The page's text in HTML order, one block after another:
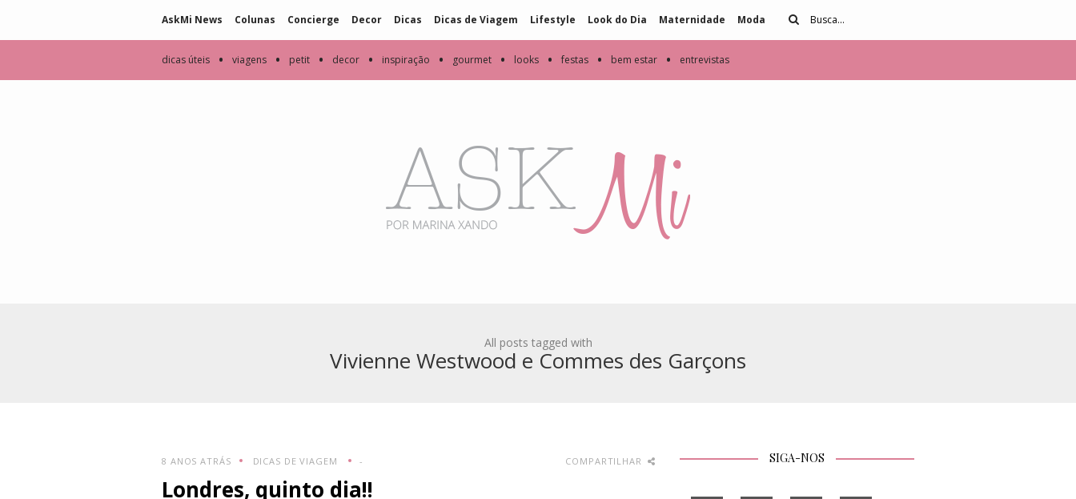
AskMi News Colunas Concierge Decor Dicas Dicas de Viagem Lifestyle Look do Dia Maternidade Moda
dicas úteis • viagens • petit • decor • inspiração • gourmet • looks • festas • bem estar • entrevistas
All posts tagged with
Vivienne Westwood e Commes des Garçons
8 ANOS ATRÁS DICAS DE VIAGEM - COMPARTILHAR
Londres, quinto dia!!
SIGA-NOS